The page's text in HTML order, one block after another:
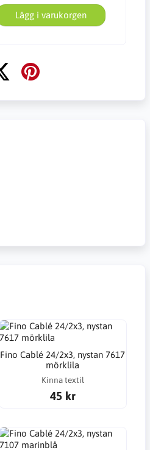
Lägg i varukorgen
Fino Cablé 24/2x3, nystan 7617
mörklila
Kinna textil
45 kr